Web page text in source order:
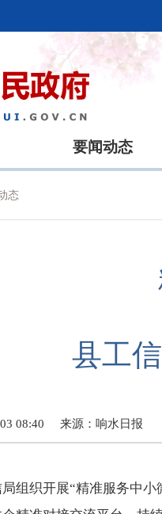
要闻动态
态
县工
08:40 来源： 响水日报
局组织开展“精准服务中